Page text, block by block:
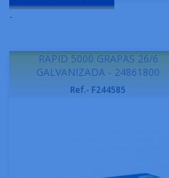
-
RAPID 5000 GRAPAS 26/6
GALVANIZADA - 24861800
Ref.- F244585